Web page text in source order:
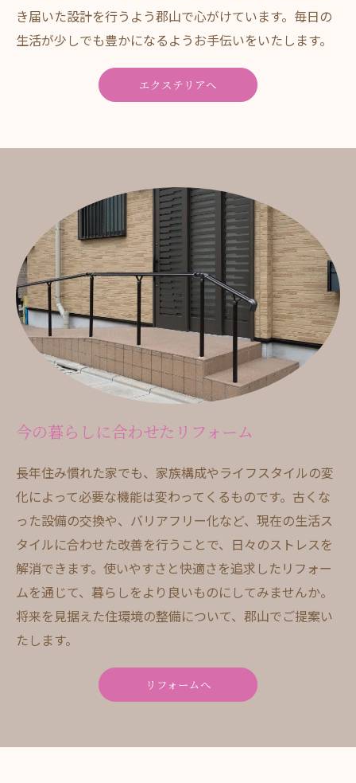
き届いた設計を行うよう郡山で心がけています。毎日の
生活が少しでも豊かになるようお手伝いをいたします。
エクステリアへ
今の暮らしに合わせたリフォーム
長年住み慣れた家でも、家族構成やライフスタイルの変
化によって必要な機能は変わってくるものです。古くな
った設備の交換や、バリアフリー化など、現在の生活ス
タイルに合わせた改善を行うことで、日々のストレスを
解消できます。使いやすさと快適さを追求したリフォー
ムを通じて、暮らしをより良いものにしてみませんか。
将来を見据えた住環境の整備について、郡山でご提案い
たします。
リフォームへ